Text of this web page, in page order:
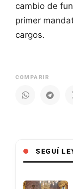
cambio de
primer
cargos.
COMPARIR
SEGUÍ